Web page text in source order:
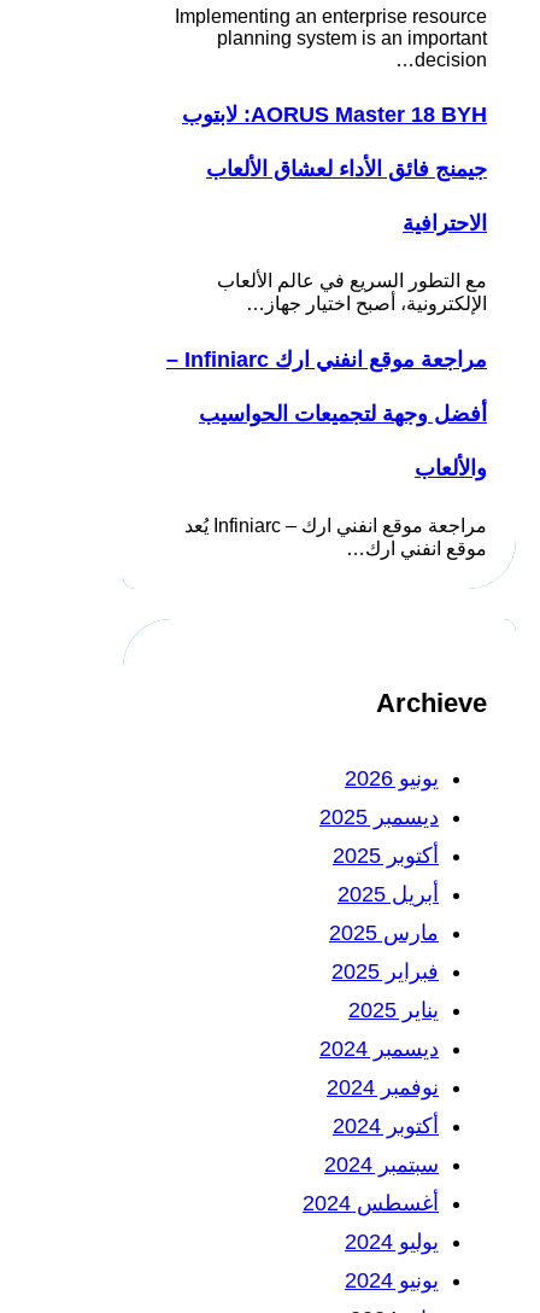
Implementing an enterprise resource
planning system is an important
decision…
AORUS Master 18 BYH: لابتوب
جيمنج فائق الأداء لعشاق الألعاب
الاحترافية
مع التطور السريع في عالم الألعاب
الإلكترونية، أصبح اختيار جهاز…
مراجعة موقع انفني ارك Infiniarc –
أفضل وجهة لتجميعات الحواسيب
والألعاب
مراجعة موقع انفني ارك – Infiniarc يُعد
موقع انفني ارك…
Archieve
يونيو 2026
ديسمبر 2025
أكتوبر 2025
أبريل 2025
مارس 2025
فبراير 2025
يناير 2025
ديسمبر 2024
نوفمبر 2024
أكتوبر 2024
سبتمبر 2024
أغسطس 2024
يوليو 2024
يونيو 2024